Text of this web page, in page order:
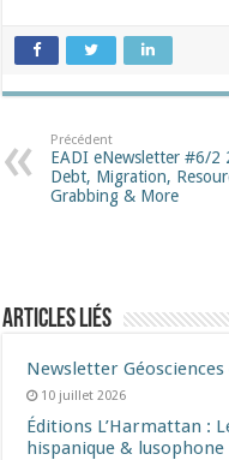
Précédent
EADI eNewsletter #6/2
Debt, Migration,
Grabbing & More
Articles liés
Newsletter
10 juillet 2026
Éditions L’Harmattan :
hispanique & lusophone